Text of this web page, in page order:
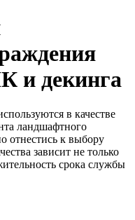
и декинга
в качестве
ландшафтного
отнестись к выбору
зависит не только
срока службы